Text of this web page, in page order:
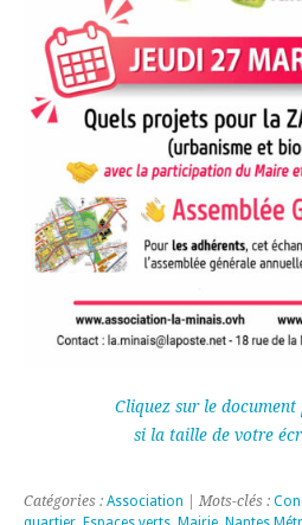
Cliquez sur le
si la taille de votre
Catégories : Association | Mots-clés :